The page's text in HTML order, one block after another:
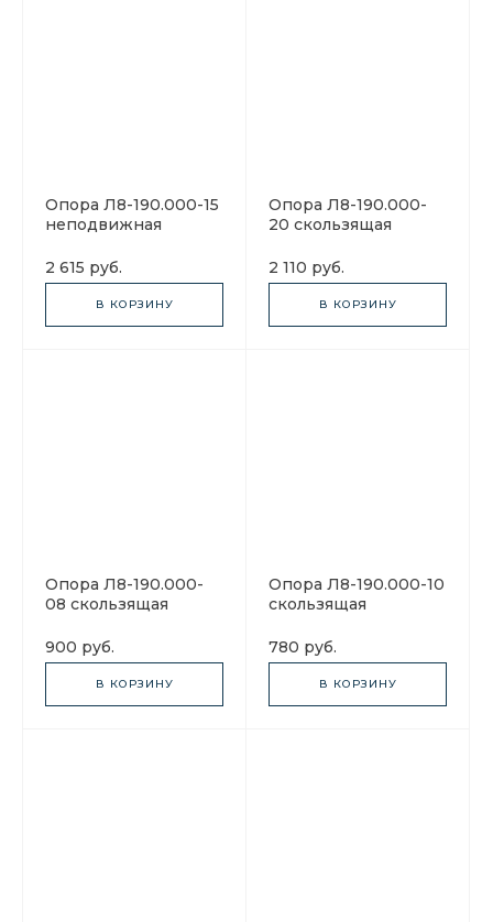
Опора Л8-190.000-15
неподвижная
2 615 руб.
В КОРЗИНУ
Опора Л8-190.000-
20 скользящая
2 110 руб.
В КОРЗИНУ
Опора Л8-190.000-
08 скользящая
900 руб.
В КОРЗИНУ
Опора Л8-190.000-10
скользящая
780 руб.
В КОРЗИНУ